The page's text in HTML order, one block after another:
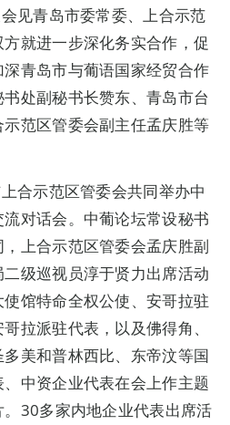
见青岛市委常委、上合示范
就进一步深化务实合作，促
青岛市与葡语国家经贸合作
处副秘书长赞东、青岛市台
范区管委会副主任孟庆胜等
合示范区管委会共同举办中
对话会。中葡论坛常设秘书
上合示范区管委会孟庆胜副
级巡视员淳于贤力出席活动
馆特命全权公使、安哥拉驻
拉派驻代表，以及佛得角、
美和普林西比、东帝汶等国
中资企业代表在会上作主题
30多家内地企业代表出席活